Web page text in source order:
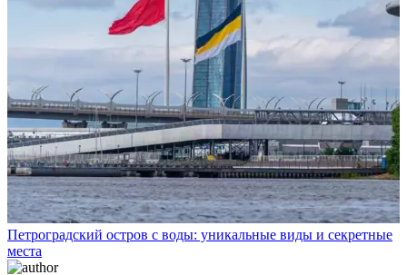
Петроградский остров с воды: уникальные виды и секретные
места